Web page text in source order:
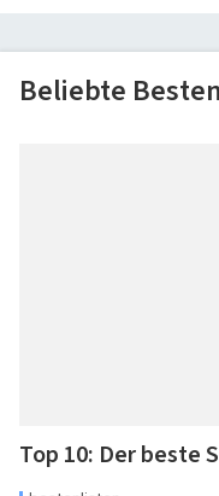
Beliebte
Top 10: Der beste